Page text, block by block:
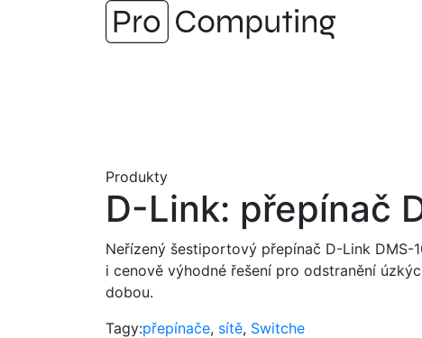
Produkty
D-Link: přepínač
Neřízený šestiportový přepínač D-Link DMS-
i cenově výhodné řešení pro odstranění
dobou.
Tagy:přepínače, sítě, Switche